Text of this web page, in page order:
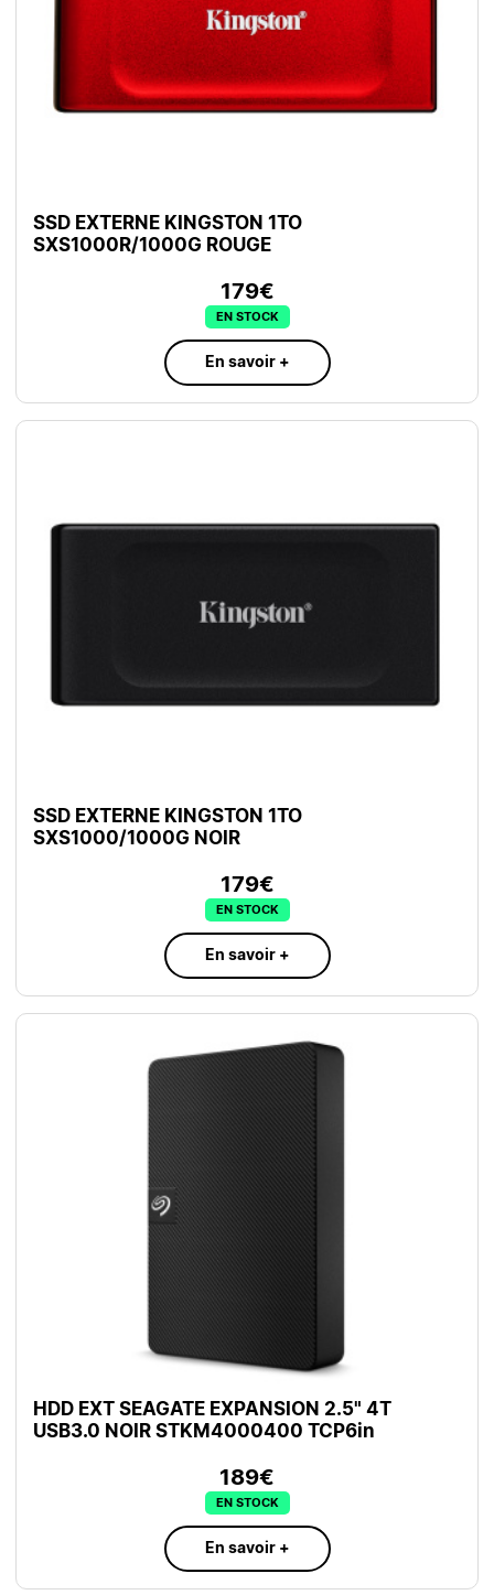
SSD EXTERNE KINGSTON 1TO
SXS1000R/1000G ROUGE
179€
EN STOCK
En savoir +
SSD EXTERNE KINGSTON 1TO
SXS1000/1000G NOIR
179€
EN STOCK
En savoir +
HDD EXT SEAGATE EXPANSION 2.5" 4T
USB3.0 NOIR STKM4000400 TCP6in
189€
EN STOCK
En savoir +